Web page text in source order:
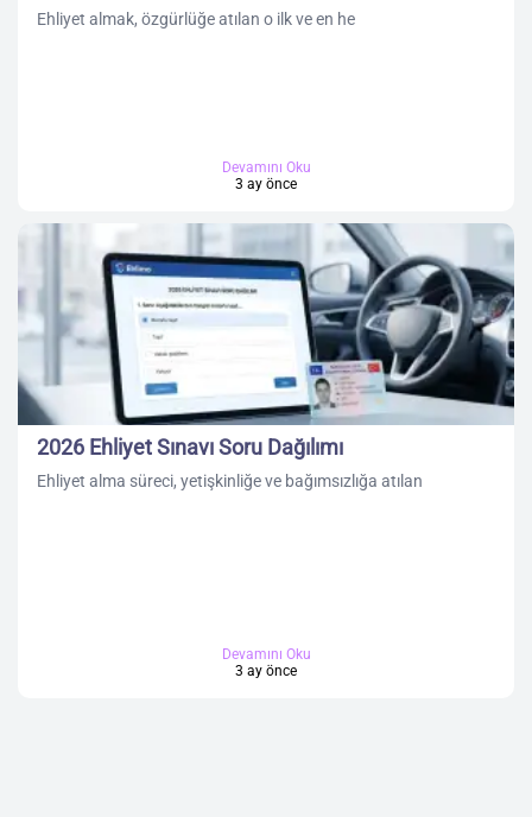
Ehliyet almak, özgürlüğe atılan o ilk ve en he
Devamını Oku
3 ay önce
2026 Ehliyet Sınavı Soru Dağılımı
Ehliyet alma süreci, yetişkinliğe ve bağımsızlığa atılan
Devamını Oku
3 ay önce